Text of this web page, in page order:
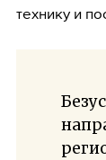
технику и